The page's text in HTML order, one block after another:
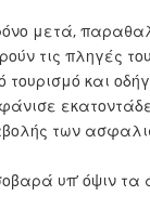
μετά,
τις πληγές
τουρισμό και
των
υπ’ όψιν